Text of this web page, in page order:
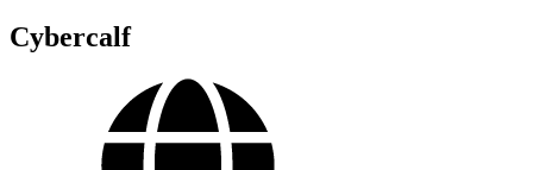
Cybercalf